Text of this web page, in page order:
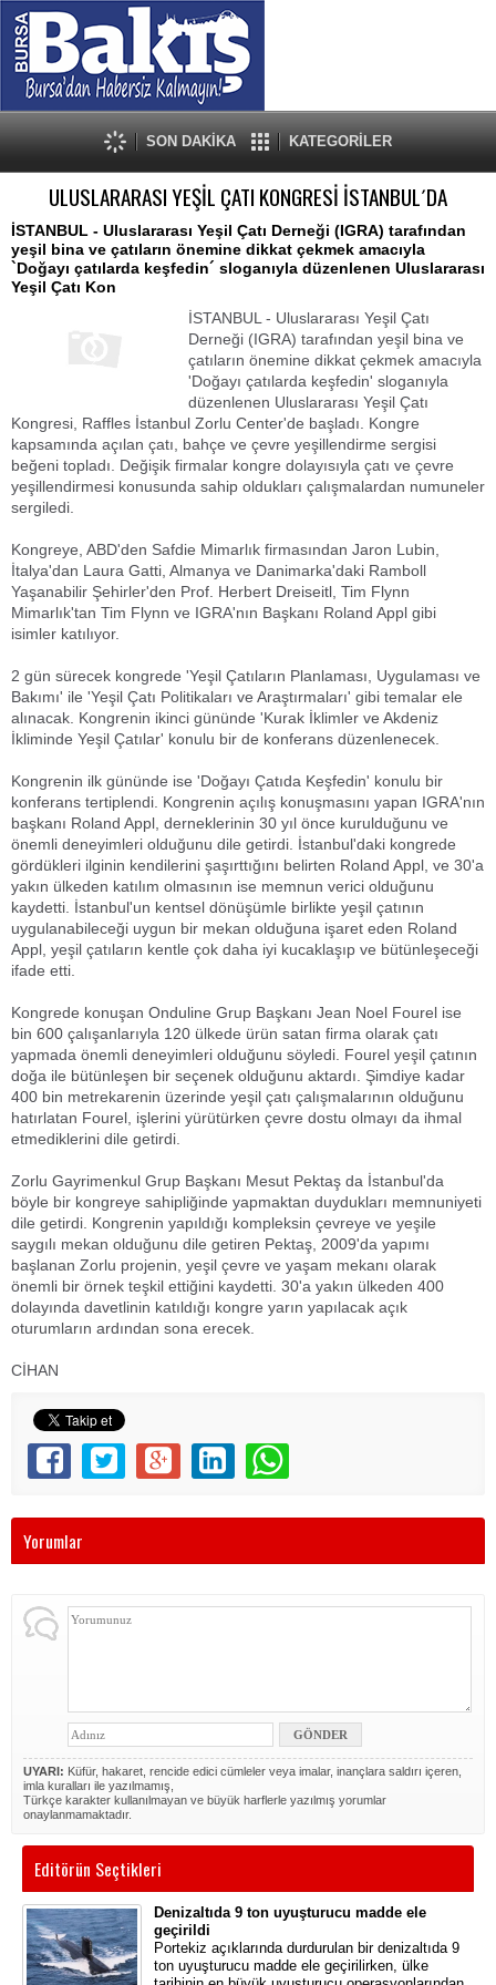
SON DAKİKA KATEGORİLER
ULUSLARARASI YEŞİL ÇATI KONGRESİ İSTANBUL´DA
İSTANBUL - Uluslararası Yeşil Çatı Derneği (IGRA) tarafından
yeşil bina ve çatıların önemine dikkat çekmek amacıyla
`Doğayı çatılarda keşfedin´ sloganıyla düzenlenen Uluslararası
Yeşil Çatı Kon
İSTANBUL - Uluslararası Yeşil Çatı
Derneği (IGRA) tarafından yeşil bina ve
çatıların önemine dikkat çekmek amacıyla
'Doğayı çatılarda keşfedin' sloganıyla
düzenlenen Uluslararası Yeşil Çatı
Kongresi, Raffles İstanbul Zorlu Center'de başladı. Kongre
kapsamında açılan çatı, bahçe ve çevre yeşillendirme sergisi
beğeni topladı. Değişik firmalar kongre dolayısıyla çatı ve çevre
yeşillendirmesi konusunda sahip oldukları çalışmalardan numuneler
sergiledi.
Kongreye, ABD'den Safdie Mimarlık firmasından Jaron Lubin,
İtalya'dan Laura Gatti, Almanya ve Danimarka'daki Ramboll
Yaşanabilir Şehirler'den Prof. Herbert Dreiseitl, Tim Flynn
Mimarlık'tan Tim Flynn ve IGRA'nın Başkanı Roland Appl gibi
isimler katılıyor.
2 gün sürecek kongrede 'Yeşil Çatıların Planlaması, Uygulaması ve
Bakımı' ile 'Yeşil Çatı Politikaları ve Araştırmaları' gibi temalar ele
alınacak. Kongrenin ikinci gününde 'Kurak İklimler ve Akdeniz
İkliminde Yeşil Çatılar' konulu bir de konferans düzenlenecek.
Kongrenin ilk gününde ise 'Doğayı Çatıda Keşfedin' konulu bir
konferans tertiplendi. Kongrenin açılış konuşmasını yapan IGRA'nın
başkanı Roland Appl, derneklerinin 30 yıl önce kurulduğunu ve
önemli deneyimleri olduğunu dile getirdi. İstanbul'daki kongrede
gördükleri ilginin kendilerini şaşırttığını belirten Roland Appl, ve 30'a
yakın ülkeden katılım olmasının ise memnun verici olduğunu
kaydetti. İstanbul'un kentsel dönüşümle birlikte yeşil çatının
uygulanabileceği uygun bir mekan olduğuna işaret eden Roland
Appl, yeşil çatıların kentle çok daha iyi kucaklaşıp ve bütünleşeceği
ifade etti.
Kongrede konuşan Onduline Grup Başkanı Jean Noel Fourel ise
bin 600 çalışanlarıyla 120 ülkede ürün satan firma olarak çatı
yapmada önemli deneyimleri olduğunu söyledi. Fourel yeşil çatının
doğa ile bütünleşen bir seçenek olduğunu aktardı. Şimdiye kadar
400 bin metrekarenin üzerinde yeşil çatı çalışmalarının olduğunu
hatırlatan Fourel, işlerini yürütürken çevre dostu olmayı da ihmal
etmediklerini dile getirdi.
Zorlu Gayrimenkul Grup Başkanı Mesut Pektaş da İstanbul'da
böyle bir kongreye sahipliğinde yapmaktan duydukları memnuniyeti
dile getirdi. Kongrenin yapıldığı kompleksin çevreye ve yeşile
saygılı mekan olduğunu dile getiren Pektaş, 2009'da yapımı
başlanan Zorlu projenin, yeşil çevre ve yaşam mekanı olarak
önemli bir örnek teşkil ettiğini kaydetti. 30'a yakın ülkeden 400
dolayında davetlinin katıldığı kongre yarın yapılacak açık
oturumların ardından sona erecek.
CİHAN
Yorumlar
UYARI: Küfür, hakaret, rencide edici cümleler veya imalar, inançlara saldırı içeren,
imla kuralları ile yazılmamış,
Türkçe karakter kullanılmayan ve büyük harflerle yazılmış yorumlar
onaylanmamaktadır.
Editörün Seçtikleri
Denizaltıda 9 ton uyuşturucu madde ele
geçirildi
Portekiz açıklarında durdurulan bir denizaltıda 9
ton uyuşturucu madde ele geçirilirken, ülke